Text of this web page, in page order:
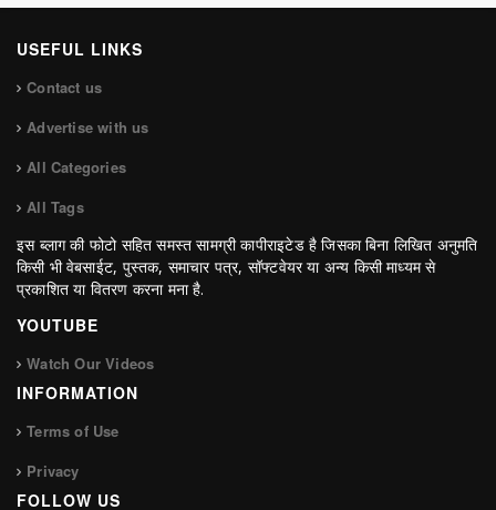
USEFUL LINKS
Contact us
Advertise with us
All Categories
All Tags
इस ब्लाग की फोटो सहित समस्त सामग्री कापीराइटेड है जिसका बिना लिखित अनुमति
किसी भी वेबसाईट, पुस्तक, समाचार पत्र, सॉफ्टवेयर या अन्य किसी माध्यम से
प्रकाशित या वितरण करना मना है.
YOUTUBE
Watch Our Videos
INFORMATION
Terms of Use
Privacy
FOLLOW US